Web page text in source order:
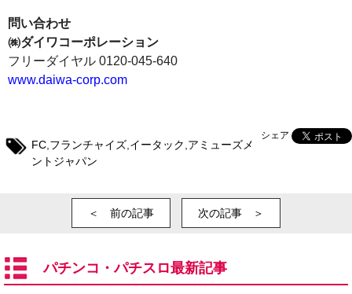
問い合わせ
㈱ダイワコーポレーション
フリーダイヤル 0120-045-640
www.daiwa-corp.com
シェア
FC フランチャイズ イータック アミューズメ
ントジャパン
＜ 前の記事 次の記事 ＞
パチンコ・パチスロ最新記事